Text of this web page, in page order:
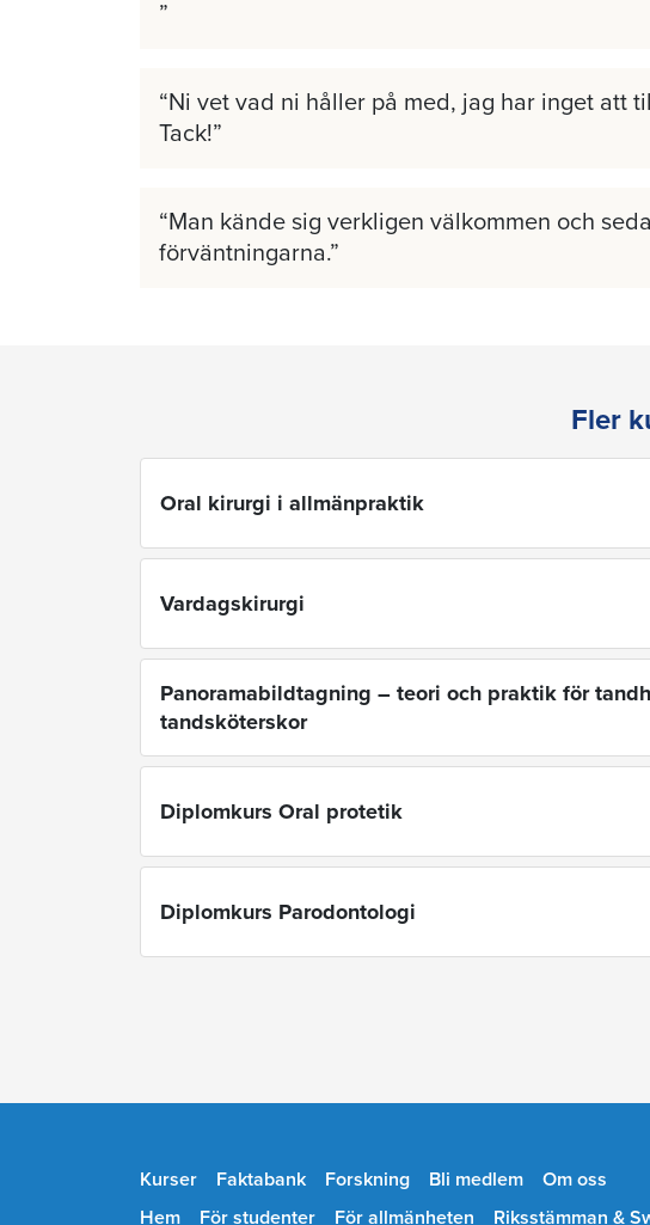
Ni vet vad ni håller på med, jag har inget att
Tack!
Man kände sig verkligen välkommen och
förväntningarna.
Fler
Oral kirurgi i allmänpraktik
Vardagskirurgi
Panoramabildtagning – teori och praktik för
tandsköterskor
Diplomkurs Oral protetik
Diplomkurs Parodontologi
Kurser Faktabank Forskning Bli medlem
Om oss
Hem
För studenter För allmänheten Riksstämman &